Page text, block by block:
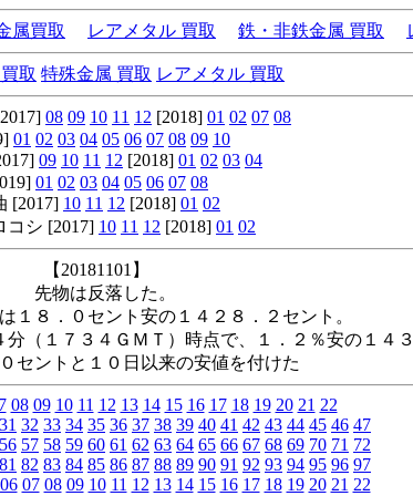
属買取 レアメタル 買取 鉄・非鉄金属 買取
取 特殊金属 買取 レアメタル 買取
08 09 10 11 12 [2018] 01 02 07 08
01 02 03 04 05 06 07 08 09 10
09 10 11 12 [2018] 01 02 03 04
01 02 03 04 05 06 07 08
[2017] 10 11 12 [2018] 01 02
コシ [2017] 10 11 12 [2018] 01 02
【20181101】
先物は反落した。
１８．０セント安の１４２８．２セント。
（１７３４ＧＭＴ）時点で、１．２％安の１４３
セントと１０日以来の安値を付けた
08 09 10 11 12 13 14 15 16 17 18 19 20 21 22
31 32 33 34 35 36 37 38 39 40 41 42 43 44 45 46 47
56 57 58 59 60 61 62 63 64 65 66 67 68 69 70 71 72
81 82 83 84 85 86 87 88 89 90 91 92 93 94 95 96 97
06 07 08 09 10 11 12 13 14 15 16 17 18 19 20 21 22